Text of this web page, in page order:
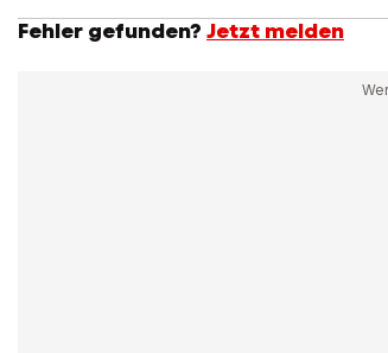
Fehler gefunden? Jetzt melden